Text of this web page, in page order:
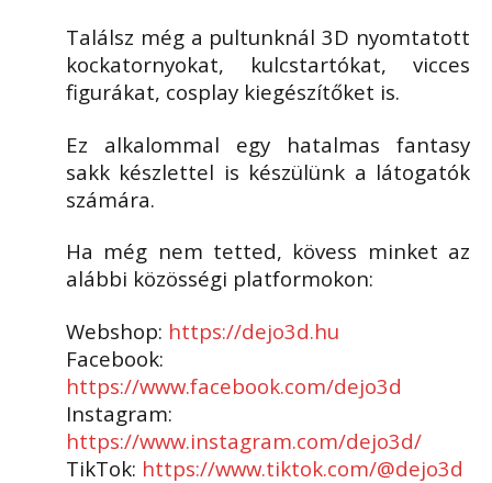
Találsz még a pultunknál 3D nyomtatott
kockatornyokat, kulcstartókat, vicces
figurákat, cosplay kiegészítőket is.
Ez alkalommal egy hatalmas fantasy
sakk készlettel is készülünk a látogatók
számára.
Ha még nem tetted, kövess minket az
alábbi közösségi platformokon:
Webshop: https://dejo3d.hu
Facebook:
https://www.facebook.com/dejo3d
Instagram:
https://www.instagram.com/dejo3d/
TikTok: https://www.tiktok.com/@dejo3d